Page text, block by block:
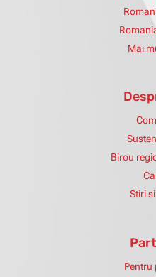
Mai
Birou
Stiri
Pentru